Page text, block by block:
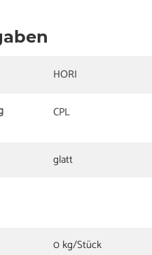
HORI
CPL
glatt
0 kg/Stück